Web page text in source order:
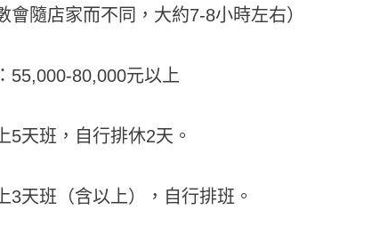
會隨店家而不同，大約7-8小時左右）
55,000-80,000元以上
5天班，自行排休2天。
3天班（含以上），自行排班。